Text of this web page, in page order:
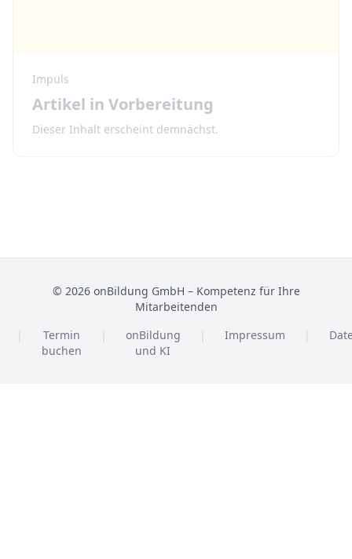
Impuls
Artikel in Vorbereitung
Dieser Inhalt erscheint demnächst.
© 2026 onBildung GmbH – Kompetenz für Ihre
Mitarbeitenden
|
Termin
buchen
|
onBildung
und KI
| Impressum |